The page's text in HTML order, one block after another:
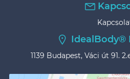
IdealBody®
1139 Budapest, Váci út 91.